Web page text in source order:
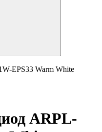
EPS33 Warm White
ARPL-